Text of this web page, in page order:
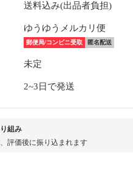
送料込み(出品者負担)
ゆうゆうメルカリ便
郵便局/コンビニ受取 匿名配送
未定
2~3日で発送
組み
評価後に振り込まれます